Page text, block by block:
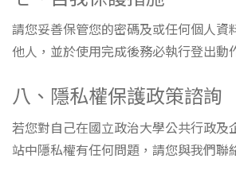
請您妥善保管您的密碼及或任何個人資
他人，並於使用完成後務必執行登出動
八、隱私權保護政策諮詢
若您對自己在國立政治大學公共行政及
站中隱私權有任何問題，請您與我們聯